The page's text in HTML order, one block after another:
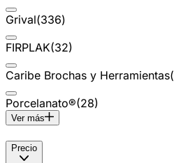
Grival(336)
FIRPLAK(32)
Caribe Brochas y Herramientas(
Porcelanato®(28)
Ver más
Precio